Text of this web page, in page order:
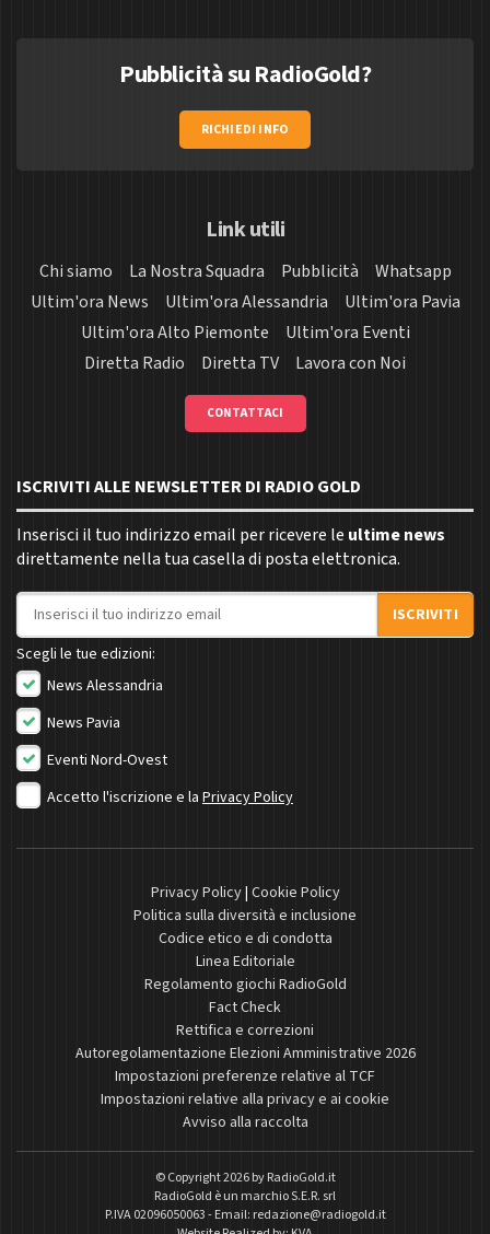
Pubblicità su RadioGold?
RICHIEDI INFO
Link utili
Chi siamo La Nostra Squadra Pubblicità
Whatsapp
Ultim'ora News
Ultim'ora Alessandria
Ultim'ora Pavia
Ultim'ora Alto Piemonte
Ultim'ora Eventi
Diretta Radio
Diretta TV Lavora con Noi
CONTATTACI
ISCRIVITI ALLE NEWSLETTER DI RADIO GOLD
Inserisci il tuo indirizzo email per ricevere le ultime news
direttamente nella tua casella di posta elettronica.
Indirizzo email
ISCRIVITI
Scegli le tue edizioni:
News Alessandria
News Pavia
Eventi Nord-Ovest
Accetto l'iscrizione e la Privacy Policy
Privacy Policy| Cookie Policy
Politica sulla diversità e inclusione
Codice etico e di condotta
Linea Editoriale
Regolamento giochi RadioGold
Fact Check
Rettifica e correzioni
Autoregolamentazione Elezioni Amministrative 2026
Impostazioni preferenze relative al TCF
Impostazioni relative alla privacy e ai cookie
Avviso alla raccolta
© Copyright 2026 byRadioGold.it
RadioGold è un marchio S.E.R. srl
P.IVA 02096050063 - Email: redazione@radiogold.it